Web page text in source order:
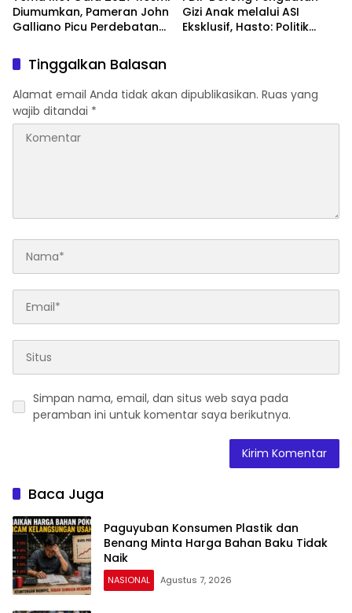
Diumumkan, Pameran John
Galliano Picu Perdebatan
Gizi Anak melalui ASI
Eksklusif, Hasto: Politik
Tinggalkan Balasan
Alamat email Anda tidak akan dipublikasikan. Ruas yang
wajib ditandai *
Simpan nama, email, dan situs web saya pada
peramban ini untuk komentar saya berikutnya.
Baca Juga
Paguyuban Konsumen Plastik dan
Benang Minta Harga Bahan Baku Tidak
Naik
NASIONAL Agustus 7, 2026